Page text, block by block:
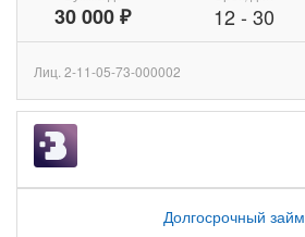
30 000 ₽ 12- 30
Лиц. 2-11-05-73-000002
Долгосрочный займ